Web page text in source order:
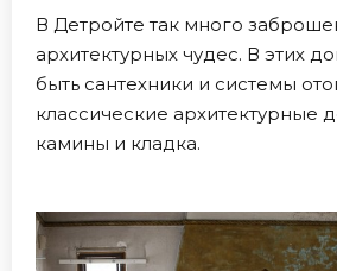
В Детройте так много
архитектурных чудес. В этих
быть сантехники и системы
классические архитектурные
камины и кладка.